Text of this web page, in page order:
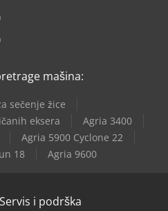
mašina:
sečenje žice
eksera
Agria 3400
Agria 5900 Cyclone 22
18
Agria 9600
Servis i podrška